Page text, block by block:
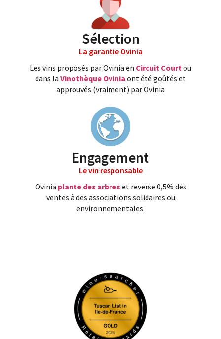
Sélection
La garantie Ovinia
Les vins proposés par Ovinia en Circuit Court ou
dans la Vinothèque Ovinia ont été goûtés et
approuvés (vraiment) par Ovinia
Engagement
Le vin responsable
Ovinia plante des arbres et reverse 0,5% des
ventes à des associations solidaires ou
environnementales.